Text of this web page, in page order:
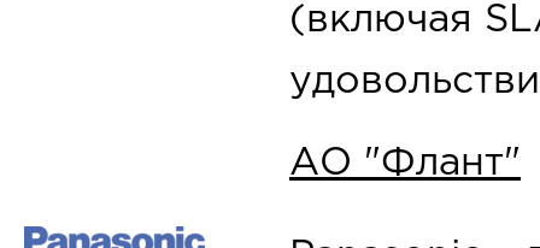
(включая
АО "Флант"